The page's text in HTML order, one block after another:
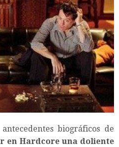
biográficos de
en Hardcore una doliente